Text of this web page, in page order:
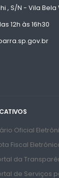
, S/N - Vila Bela
12h às 16h30
Oficial
Fiscal
da
de Serviços